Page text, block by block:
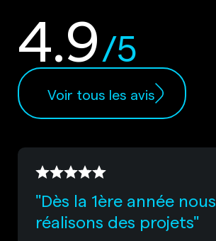
4.9/5
Voir tous les avis
"Dès la 1ère année nous
réalisons des projets"